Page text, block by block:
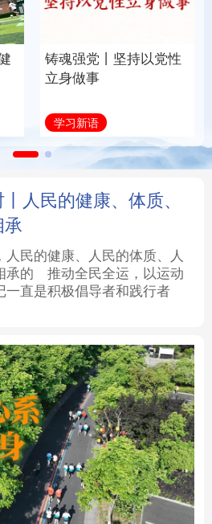
图片 政务
信息化 数字经济
兴 银龄 溯源中国
时尚 悦读
河北 山西
上海 江苏
铸魂强党丨坚持以党性
立身做事
学习新语
人民的健康、体质、
承
民的健康、人民的体质、人
承的
推动全民全运，以运动
一直是积极倡导者和践行者